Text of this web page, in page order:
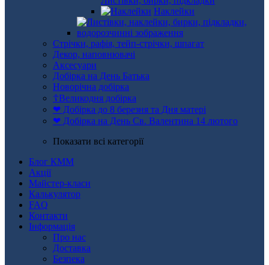
Наклейки
Стрічки, рафія, тейп-стрічки, шпагат
Декор, наповнювачі
Аксесуари
Добірка на День Батька
Новорічна добірка
☦Великодня добірка
❤ Добірка до 8 березня та Дня матері
❤ Добірка на День Св. Валентина 14 лютого
Показати всі категорії
Блог КММ
Акції
Майстер-класи
Калькулятор
FAQ
Контакти
Інформація
Про нас
Доставка
Безпека